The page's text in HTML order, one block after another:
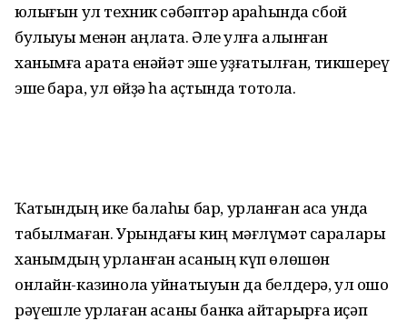
юҡлығын ул техник сәбәптәр арҡаһында сбой
булыуы менән аңлата. Әле ҡулға алынған
ханымға ҡарата енәйәт эше ҡуҙғатылған, тикшереү
эше бара, ул өйҙә һаҡ аҫтында тотола.
Ҡатындың ике балаһы бар, урланған аҡса унда
табылмаған. Урындағы киң мәғлүмәт саралары
ханымдың урланған аҡсаның күп өлөшөн
онлайн-казинола уйнатыуын да белдерә, ул ошо
рәүешле урлаған аҡсаны банкҡа ҡайтарырға иҫәп